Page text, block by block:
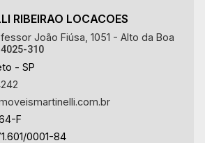
22
RIBEIRAO LOCACOES
João Fiúsa, 1051 - Alto da Boa
310
- SP
F
0001-84